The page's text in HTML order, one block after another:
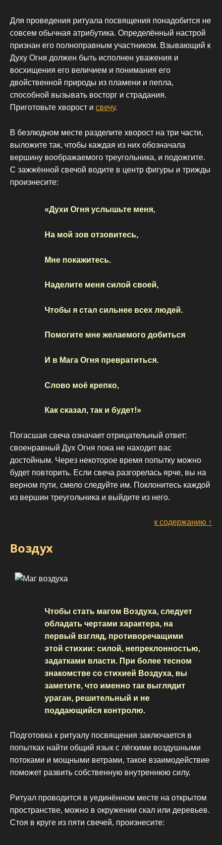
Для проведения ритуала посвящения понадобится не
совсем обычная атрибутика. Определённый настрой
признан его полноправным участником. Взывающий к
Духу Огня должен быть исполнен уважения и
восхищения его величием и понимания его
двойственной природы из пламени и пепла,
способной вызывать восторг и страдания.
Приготовьте хворост и свечу.
В безлюдном месте разделите хворост на три части,
выложите так, чтобы каждая из них обозначала
вершину воображаемого треугольника, и подожгите.
С зажжённой свечой водите в центр фигуры и трижды
произнесите:
«Духи Огня услышьте меня,
На мой зов отзовитесь,
Мне покажитесь.
Наделите меня силой своей,
Чтобы я стал сильнее всех людей.
Помогите мне желаемого добиться
И в Мага Огня превратиться.
Слово моё крепко,
Как сказал, так и будет!»
Погасшая свеча означает отрицательный ответ:
своенравный Дух Огня пока не находит вас
достойным. Через некоторое время попытку можно
будет повторить. Если свеча разгорелась ярче, вы на
верном пути, смело следуйте им. Поклонитесь каждой
из вершин треугольника и выйдите из него.
к содержанию ↑
Воздух
Чтобы стать магом Воздуха, следует
обладать чертами характера, на
первый взгляд, противоречащими
этой стихии: силой, непреклонностью,
задатками власти. При более тесном
знакомстве со стихией Воздуха, вы
заметите, что именно так выглядит
ураган, решительный и не
поддающийся контролю.
Подготовка к ритуалу посвящения заключается в
попытках найти общий язык с лёгкими воздушными
потоками и мощными ветрами, такое взаимодействие
поможет развить собственную внутреннюю силу.
Ритуал проводится в уединённом месте на открытом
пространстве, можно в окружении скал или деревьев.
Стоя в круге из пяти свечей, произнесите: